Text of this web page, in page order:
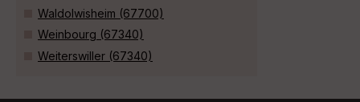
Waldolwisheim (67700)
Weinbourg (67340)
Weiterswiller (67340)